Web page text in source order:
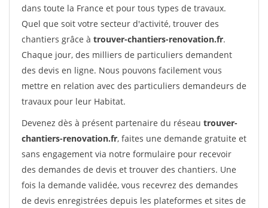
dans toute la France et pour tous types de travaux.
Quel que soit votre secteur d'activité, trouver des
chantiers grâce à trouver-chantiers-renovation.fr.
Chaque jour, des milliers de particuliers demandent
des devis en ligne. Nous pouvons facilement vous
mettre en relation avec des particuliers demandeurs de
travaux pour leur Habitat.
Devenez dès à présent partenaire du réseau trouver-
chantiers-renovation.fr, faites une demande gratuite et
sans engagement via notre formulaire pour recevoir
des demandes de devis et trouver des chantiers. Une
fois la demande validée, vous recevrez des demandes
de devis enregistrées depuis les plateformes et sites de